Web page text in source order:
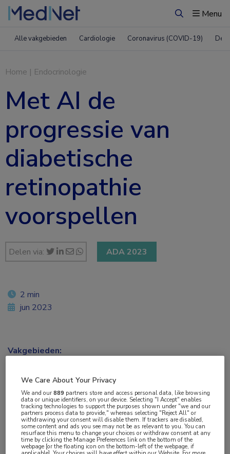
ZoekenMenu
Alle vakgebieden Cardiologie Coronavirus (COVID-19)
Home | Endocrinologie
Met AI de
progressie van
diabetische
retinopathie
voorspellen
Delen via: ADA 2023
2 min
jun 2023
Vakgebieden:
Aandachtsgebieden:
Diabetes,Netvliesafwijkingen
Tags:
artificiële intelligentie,machine learning
We Care About Your Privacy
We and our889 partners store and access personal data, like browsing
data or unique identifiers, on your device. Selecting "I Accept" enables
tracking technologies to support the purposes shown under "we and our
partners process data to provide," whereas selecting "Reject All" or
withdrawing your consent will disable them. If trackers are disabled,
some content and ads you see may not be as relevant to you. You can
resurface this menu to change your choices or withdraw consent at any
time by clicking the Manage Preferences link on the bottom of the
webpage [or the floating icon on the bottom-left of the webpage, if